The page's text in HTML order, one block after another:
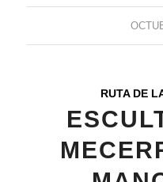
RUTA DE